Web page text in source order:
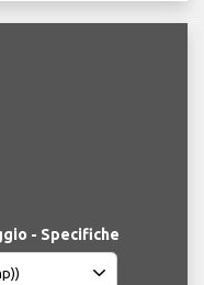
- Specifiche